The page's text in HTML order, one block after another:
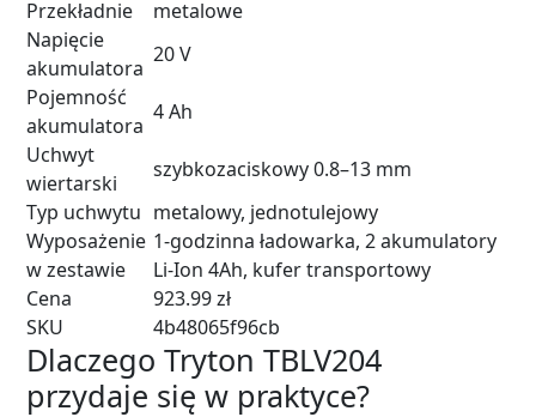
Przekładnie
metalowe
Napięcie
akumulatora
20 V
Pojemność
akumulatora
4 Ah
Uchwyt
wiertarski
szybkozaciskowy 0.8–13 mm
Typ uchwytu metalowy, jednotulejowy
Wyposażenie
w zestawie
1-godzinna ładowarka, 2 akumulatory
Li-Ion 4Ah, kufer transportowy
Cena
923.99 zł
SKU
4b48065f96cb
Dlaczego Tryton TBLV204
przydaje się w praktyce?